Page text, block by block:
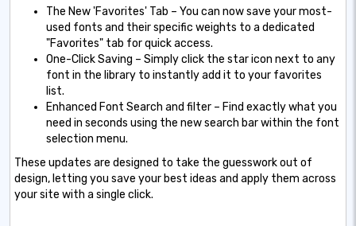
The New 'Favorites' Tab – You can now save your most-
used fonts and their specific weights to a dedicated
"Favorites" tab for quick access.
One-Click Saving – Simply click the star icon next to any
font in the library to instantly add it to your favorites
list.
Enhanced Font Search and filter – Find exactly what you
need in seconds using the new search bar within the font
selection menu.
These updates are designed to take the guesswork out of
design, letting you save your best ideas and apply them across
your site with a single click.